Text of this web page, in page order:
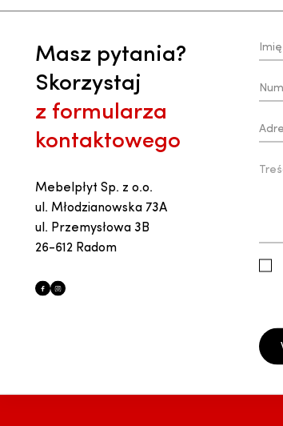
Masz pytania?
Skorzystaj
z formularza
kontaktowego
Mebelpłyt Sp. z o.o.
ul. Młodzianowska 73A
ul. Przemysłowa 3B
26-612 Radom